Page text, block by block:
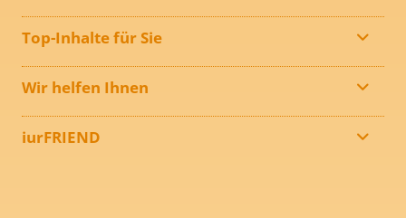
Top-Inhalte für Sie
Wir helfen Ihnen
iurFRIEND